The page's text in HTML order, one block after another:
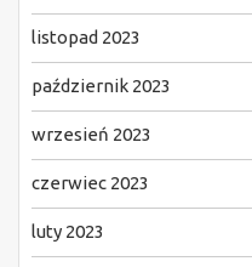
listopad 2023
październik 2023
wrzesień 2023
czerwiec 2023
luty 2023